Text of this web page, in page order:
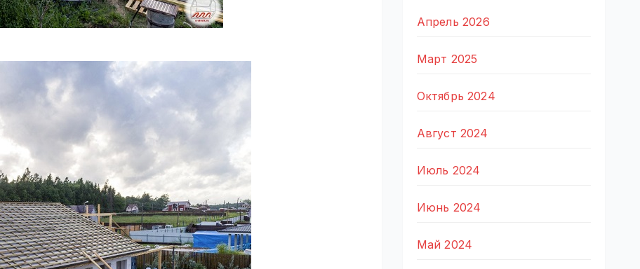
Апрель 2026
Март 2025
Октябрь 2024
Август 2024
Июль 2024
Июнь 2024
Май 2024